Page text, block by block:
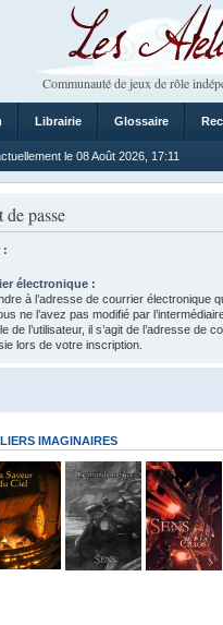
Les Ateliers
Communauté de jeux de rôle
Librairie Glossaire
le 08 Août 2026, 17:11
passe
:
électronique :
à l’adresse de courrier électronique
ne l’avez pas modifié par
de l’utilisateur, il s’agit de l’adresse de
lors de votre inscription.
IMAGINAIRES